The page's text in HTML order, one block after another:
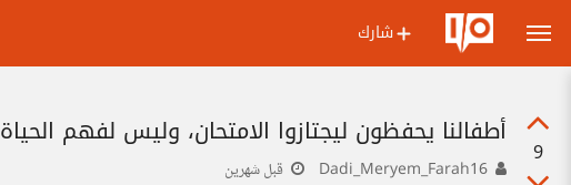
شارك
9
أطفالنا يحفظون ليجتازوا الامتحان، وليس لفهم الحياة
قبل شهرين